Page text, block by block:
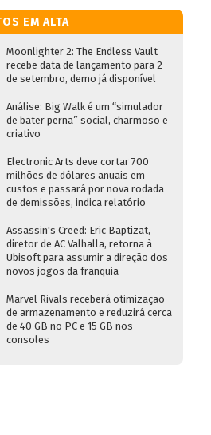
EM ALTA
Moonlighter 2: The Endless Vault
recebe data de lançamento para 2
de setembro, demo já disponível
Análise: Big Walk é um “simulador
de bater perna” social, charmoso e
criativo
Electronic Arts deve cortar 700
milhões de dólares anuais em
custos e passará por nova rodada
de demissões, indica relatório
Assassin's Creed: Eric Baptizat,
diretor de AC Valhalla, retorna à
Ubisoft para assumir a direção dos
novos jogos da franquia
Marvel Rivals receberá otimização
de armazenamento e reduzirá cerca
de 40 GB no PC e 15 GB nos
consoles